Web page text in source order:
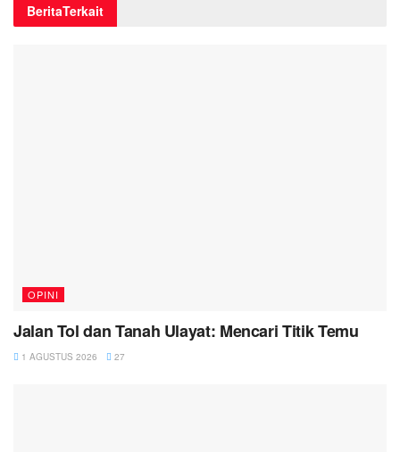
BeritaTerkait
OPINI
Jalan Tol dan Tanah Ulayat: Mencari Titik Temu
1 AGUSTUS 2026 27